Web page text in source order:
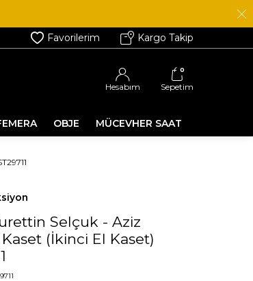
Favorilerim Kargo Takip
Hesabım
0
Sepetim
OBJE MÜCEVHER SAAT
Selçuk - Aziz
(İkinci El Kaset)